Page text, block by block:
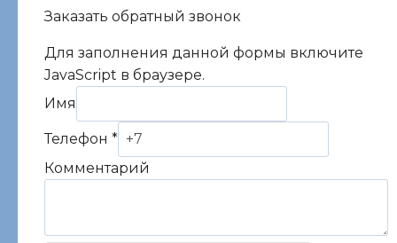
Заказать обратный звонок
Для заполнения данной формы включите
JavaScript в браузере.
Телефон
Комментарий
Имя
Телефон *
Комментарий